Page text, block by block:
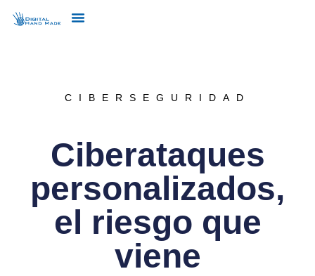
CIBERSEGURIDAD
Ciberataques
personalizados,
el riesgo que
viene